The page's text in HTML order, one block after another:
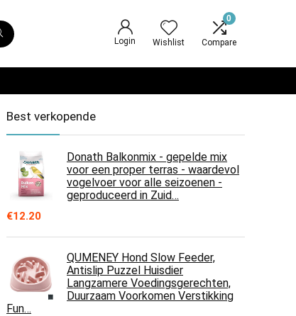
Login Wishlist
0
Compare
Best verkopende
Donath Balkonmix - gepelde mix
voor een proper terras - waardevol
vogelvoer voor alle seizoenen -
geproduceerd in Zuid…
€12.20
QUMENEY Hond Slow Feeder,
Antislip Puzzel Huisdier
Langzamere Voedingsgerechten,
Duurzaam Voorkomen Verstikking
Fun…